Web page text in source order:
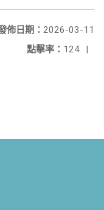
佈日期： 2026-03-11
點擊率： 124 |